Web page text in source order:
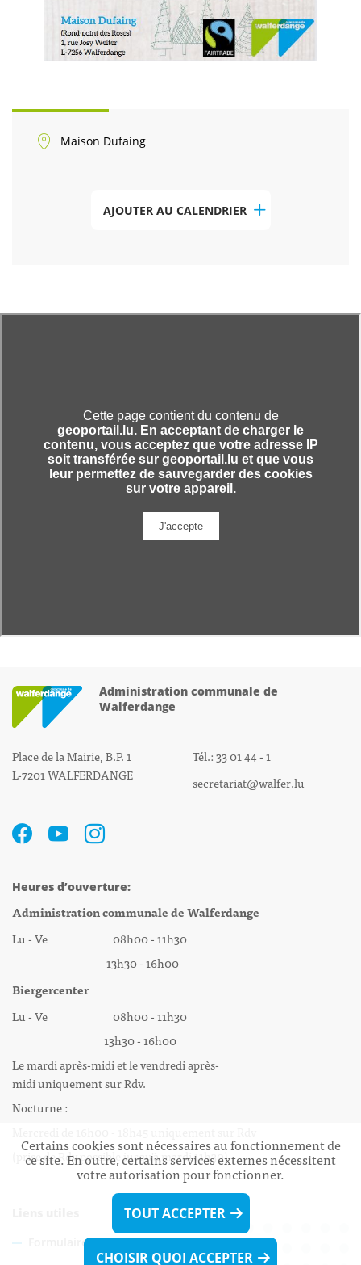
Maison Dufaing
AJOUTER AU CALENDRIER
Administration communale de
Walferdange
Place de la Mairie, B.P. 1
L-7201 WALFERDANGE
Tél.: 33 01 44 - 1
secretariat@walfer.lu
Heures d’ouverture:
Administration communale de Walferdange
Lu - Ve 08h00 - 11h30
13h30 - 16h00
Biergercenter
Lu - Ve 08h00 - 11h30
13h30 - 16h00
Le mardi après-midi et le vendredi après-
midi uniquement sur Rdv.
Nocturne :
(prise de Rdv possible jusqu'à mardi 11h30).
Formulaires
Certains cookies sont nécessaires au fonctionnement de
ce site. En outre, certains services externes nécessitent
votre autorisation pour fonctionner.
TOUT ACCEPTER
CHOISIR QUOI ACCEPTER